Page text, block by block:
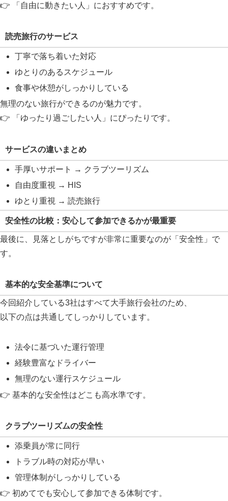
👉 「自由に動きたい人」におすすめです。
読売旅行のサービス
丁寧で落ち着いた対応
ゆとりのあるスケジュール
食事や休憩がしっかりしている
無理のない旅行ができるのが魅力です。
👉 「ゆったり過ごしたい人」にぴったりです。
サービスの違いまとめ
手厚いサポート → クラブツーリズム
自由度重視 → HIS
ゆとり重視 → 読売旅行
安全性の比較：安心して参加できるかが最重要
最後に、見落としがちですが非常に重要なのが「安全性」で
す。
基本的な安全基準について
今回紹介している3社はすべて大手旅行会社のため、
以下の点は共通してしっかりしています。
法令に基づいた運行管理
経験豊富なドライバー
無理のない運行スケジュール
👉 基本的な安全性はどこも高水準です。
クラブツーリズムの安全性
添乗員が常に同行
トラブル時の対応が早い
管理体制がしっかりしている
👉 初めてでも安心して参加できる体制です。